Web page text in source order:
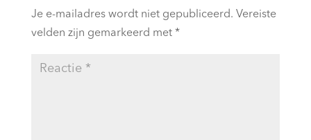
Je e-mailadres wordt niet gepubliceerd. Vereiste
velden zijn gemarkeerd met *